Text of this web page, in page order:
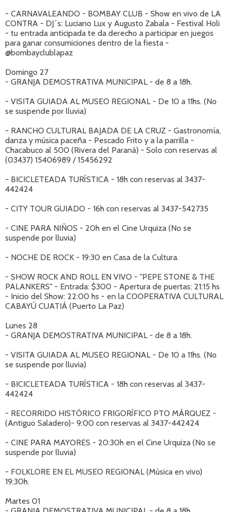
- CARNAVALEANDO - BOMBAY CLUB - Show en vivo de LA
CONTRA - DJ´s: Luciano Lux y Augusto Zabala - Festival Holi
- tu entrada anticipada te da derecho a participar en juegos
para ganar consumiciones dentro de la fiesta -
@bombayclublapaz
Domingo 27
- GRANJA DEMOSTRATIVA MUNICIPAL - de 8 a 18h.
- VISITA GUIADA AL MUSEO REGIONAL - De 10 a 11hs. (No
se suspende por lluvia)
- RANCHO CULTURAL BAJADA DE LA CRUZ - Gastronomía,
danza y música paceña - Pescado Frito y a la parrilla -
Chacabuco al 500 (Rivera del Paraná) - Solo con reservas al
(03437) 15406989 / 15456292
- BICICLETEADA TURÍSTICA - 18h con reservas al 3437-
442424
- CITY TOUR GUIADO - 16h con reservas al 3437-542735
- CINE PARA NIÑOS - 20h en el Cine Urquiza (No se
suspende por lluvia)
- NOCHE DE ROCK - 19:30 en Casa de la Cultura.
- SHOW ROCK AND ROLL EN VIVO - "PEPE STONE & THE
PALANKERS" - Entrada: $300 - Apertura de puertas: 21:15 hs
- Inicio del Show: 22:00 hs - en la COOPERATIVA CULTURAL
CABAYÚ CUATIÁ (Puerto La Paz)
Lunes 28
- GRANJA DEMOSTRATIVA MUNICIPAL - de 8 a 18h.
- VISITA GUIADA AL MUSEO REGIONAL - De 10 a 11hs. (No
se suspende por lluvia)
- BICICLETEADA TURÍSTICA - 18h con reservas al 3437-
442424
- RECORRIDO HISTÓRICO FRIGORÍFICO PTO MÁRQUEZ -
(Antiguo Saladero)- 9:00 con reservas al 3437-442424
- CINE PARA MAYORES - 20:30h en el Cine Urquiza (No se
suspende por lluvia)
- FOLKLORE EN EL MUSEO REGIONAL (Música en vivo)
19:30h.
Martes 01